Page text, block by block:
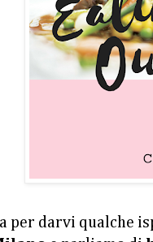
per darvi qualche